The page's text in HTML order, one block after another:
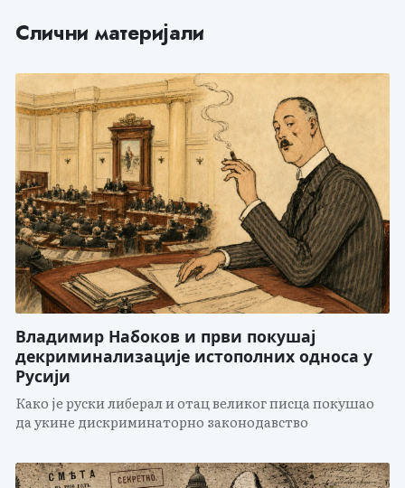
Слични материјали
Владимир Набоков и први покушај
декриминализације истополних односа у
Русији
Како је руски либерал и отац великог писца покушао
да укине дискриминаторно законодавство